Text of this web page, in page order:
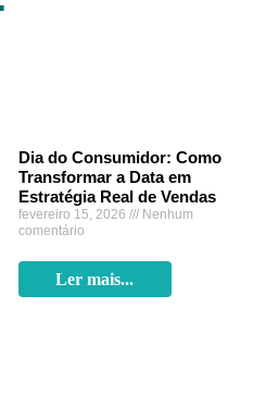
Dia do Consumidor: Como
Transformar a Data em
Estratégia Real de Vendas
fevereiro 15, 2026
Nenhum
comentário
Ler mais...